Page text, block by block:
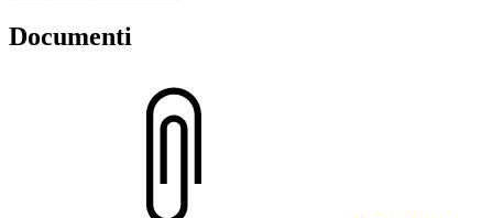
Documenti